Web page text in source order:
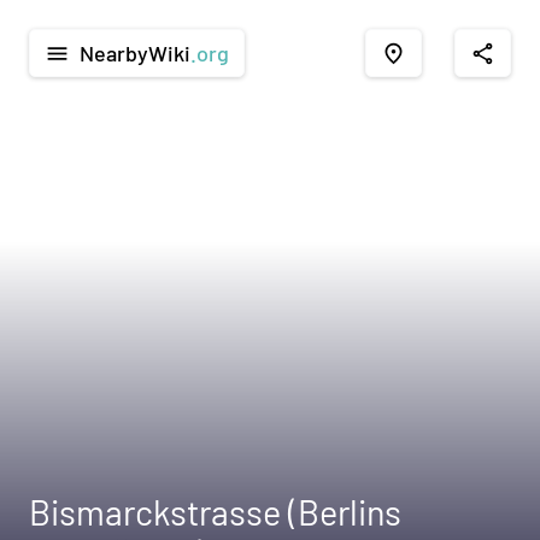
menu NearbyWiki .org place share
Bismarckstrasse (Berlins